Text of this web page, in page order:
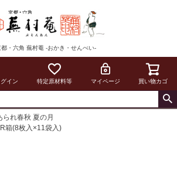
都・六角 蕪村菴 -おかき・せんべい-
イン 特定原材料等 マイページ 買い物カゴ
られ春秋 夏の月
箱(8枚入×11袋入)